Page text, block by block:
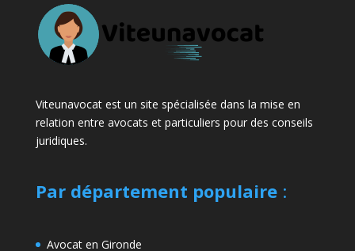
Viteunavocat est un site spécialisée dans la mise en
relation entre avocats et particuliers pour des conseils
juridiques.
Par département populaire:
Avocat en Gironde